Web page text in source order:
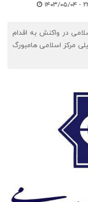
۰۵/۰۴ - ۲۳:۵۵
در واکنش به اقدام
مرکز اسلامی هامبورگ